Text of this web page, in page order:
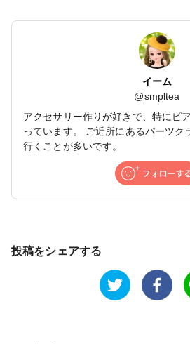
イーム
@smpltea
アクセサリー作りが好きで、特にピ
っています。 ご近所にあるパーツク
行くことが多いです。
投稿をシェアする